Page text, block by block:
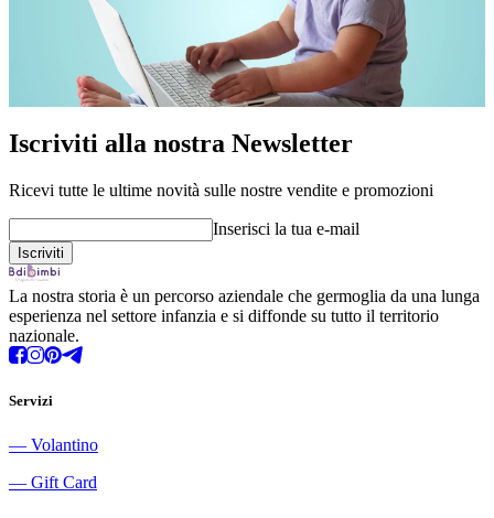
Iscriviti alla nostra Newsletter
Ricevi tutte le ultime novità sulle nostre vendite e promozioni
Inserisci la tua e-mail
La nostra storia è un percorso aziendale che germoglia da una lunga
esperienza nel settore infanzia e si diffonde su tutto il territorio
nazionale.
Servizi
― Volantino
― Gift Card